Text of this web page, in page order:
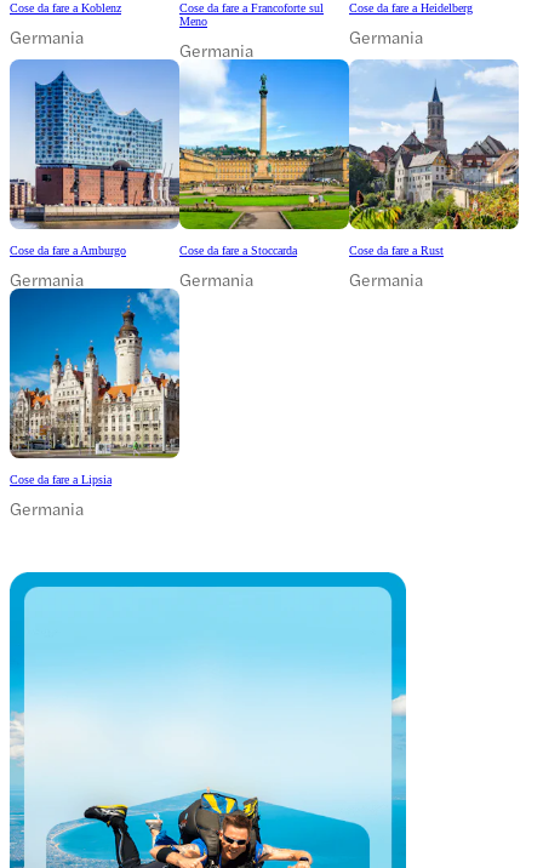
Cose da fare a Koblenz
Germania
Cose da fare a Francoforte sul
Meno
Germania
Cose da fare a Heidelberg
Germania
Cose da fare a Amburgo
Germania
Cose da fare a Stoccarda
Germania
Cose da fare a Rust
Germania
Cose da fare a Lipsia
Germania